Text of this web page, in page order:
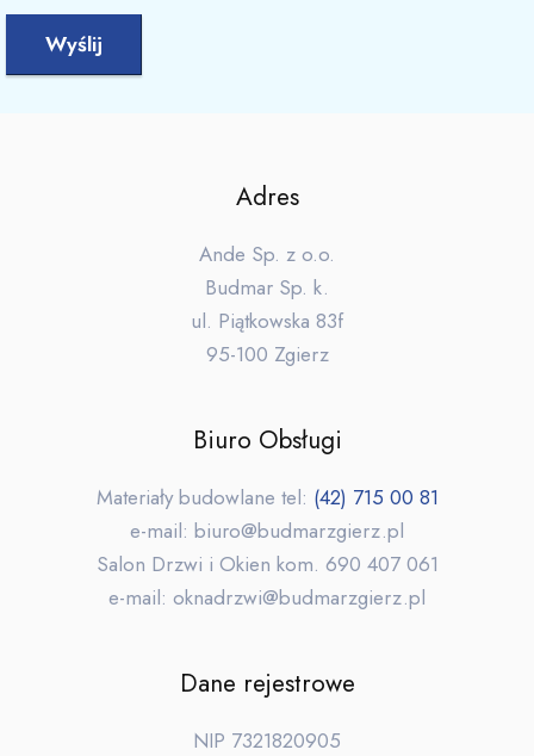
Adres
Ande Sp. z o.o.
Budmar Sp. k.
ul. Piątkowska 83f
95-100 Zgierz
Biuro Obsługi
Materiały budowlane tel: (42) 715 00 81
e-mail: biuro@budmarzgierz.pl
Salon Drzwi i Okien kom. 690 407 061
e-mail: oknadrzwi@budmarzgierz.pl
Dane rejestrowe
NIP 7321820905